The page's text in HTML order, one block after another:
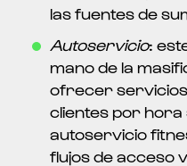
las fuentes de
Autoservicio:
mano de la
ofrecer
clientes por hora
autoservicio
flujos de acceso